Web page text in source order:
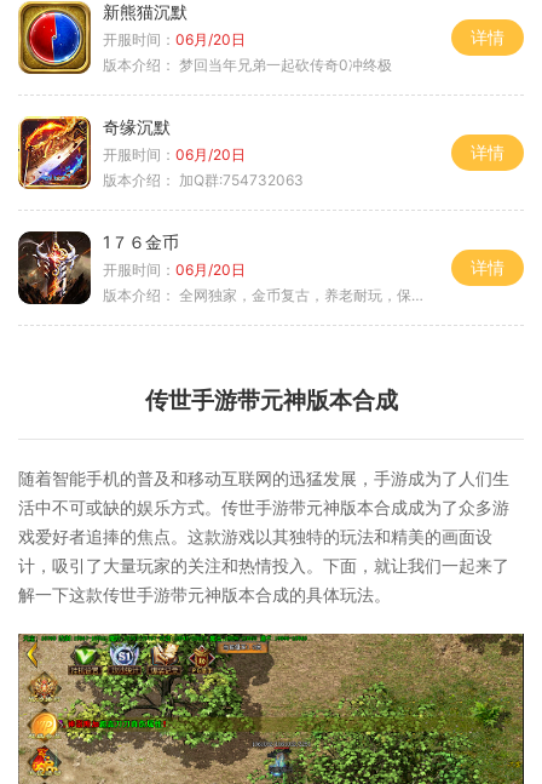
新熊猫沉默
开服时间： 06月/20日
版本介绍： 梦回当年兄弟一起砍传奇0冲终极
详情
奇缘沉默
开服时间： 06月/20日
版本介绍： 加Q群:754732063
详情
1７６金币
开服时间： 06月/20日
版本介绍： 全网独家，金币复古，养老耐玩，保底回収
详情
传世手游带元神版本合成
随着智能手机的普及和移动互联网的迅猛发展，手游成为了人们生
活中不可或缺的娱乐方式。传世手游带元神版本合成成为了众多游
戏爱好者追捧的焦点。这款游戏以其独特的玩法和精美的画面设
计，吸引了大量玩家的关注和热情投入。下面，就让我们一起来了
解一下这款传世手游带元神版本合成的具体玩法。